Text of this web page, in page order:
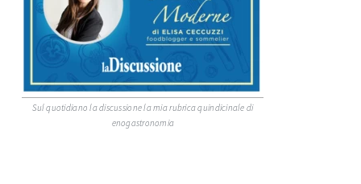
Sul quotidiano la discussione la mia rubrica quindicinale di
enogastronomia